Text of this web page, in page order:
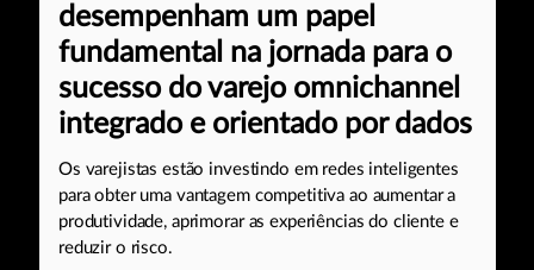
desempenham um papel
fundamental na jornada para o
sucesso do varejo omnichannel
integrado e orientado por dados
Os varejistas estão investindo em redes inteligentes
para obter uma vantagem competitiva ao aumentar a
produtividade, aprimorar as experiências do cliente e
reduzir o risco.